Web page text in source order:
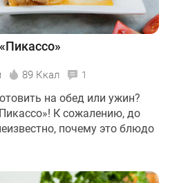
89 Ккал 1
на обед или ужин?
К сожалению, до
почему это блюдо